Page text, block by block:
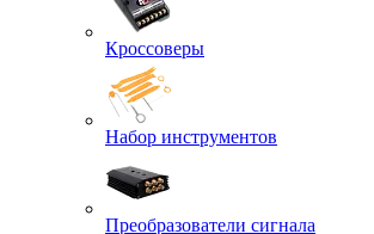
Кроссоверы
Набор инструментов
Преобразователи сигнала